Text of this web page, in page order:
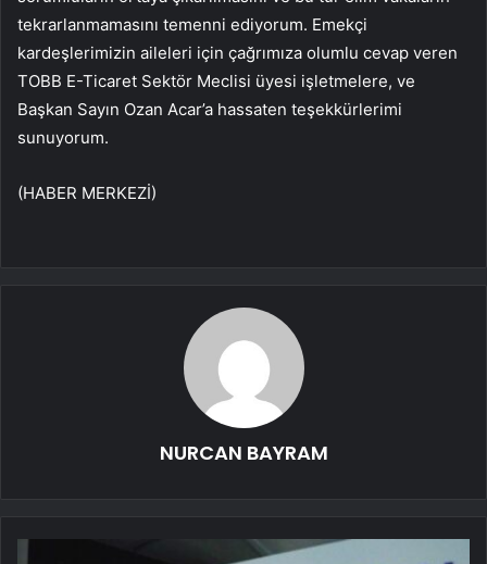
tekrarlanmamasını temenni ediyorum. Emekçi
kardeşlerimizin aileleri için çağrımıza olumlu cevap veren
TOBB E-Ticaret Sektör Meclisi üyesi işletmelere, ve
Başkan Sayın Ozan Acar’a hassaten teşekkürlerimi
sunuyorum.
(HABER MERKEZİ)
NURCAN BAYRAM